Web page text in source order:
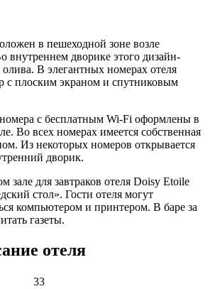
в пешеходной зоне возле
внутреннем дворике этого дизайн-
олива. В элегантных номерах отеля
с плоским экраном и спутниковым
с бесплатным Wi-Fi оформлены в
Во всех номерах имеется собственная
Из некоторых номеров открывается
дворик.
зале для завтраков отеля Doisy Etoile
стол». Гости отеля могут
компьютером и принтером. В баре за
газеты.
отеля
33